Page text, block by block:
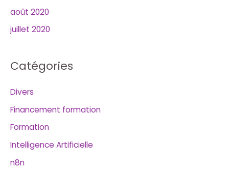
août 2020
juillet 2020
Catégories
Divers
Financement formation
Formation
Intelligence Artificielle
n8n